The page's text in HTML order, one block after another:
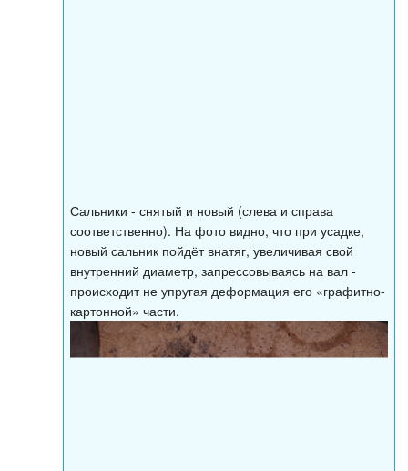
Сальники - снятый и новый (слева и справа
соответственно). На фото видно, что при усадке,
новый сальник пойдёт внатяг, увеличивая свой
внутренний диаметр, запрессовываясь на вал -
происходит не упругая деформация его «графитно-
картонной» части.